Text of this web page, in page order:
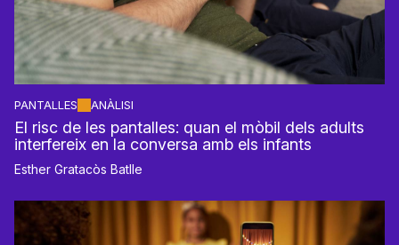
PANTALLES ANÀLISI
El risc de les pantalles: quan el mòbil dels adults
interfereix en la conversa amb els infants
Esther Gratacòs Batlle